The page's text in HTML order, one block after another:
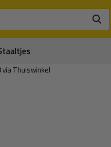
via Thuiswinkel